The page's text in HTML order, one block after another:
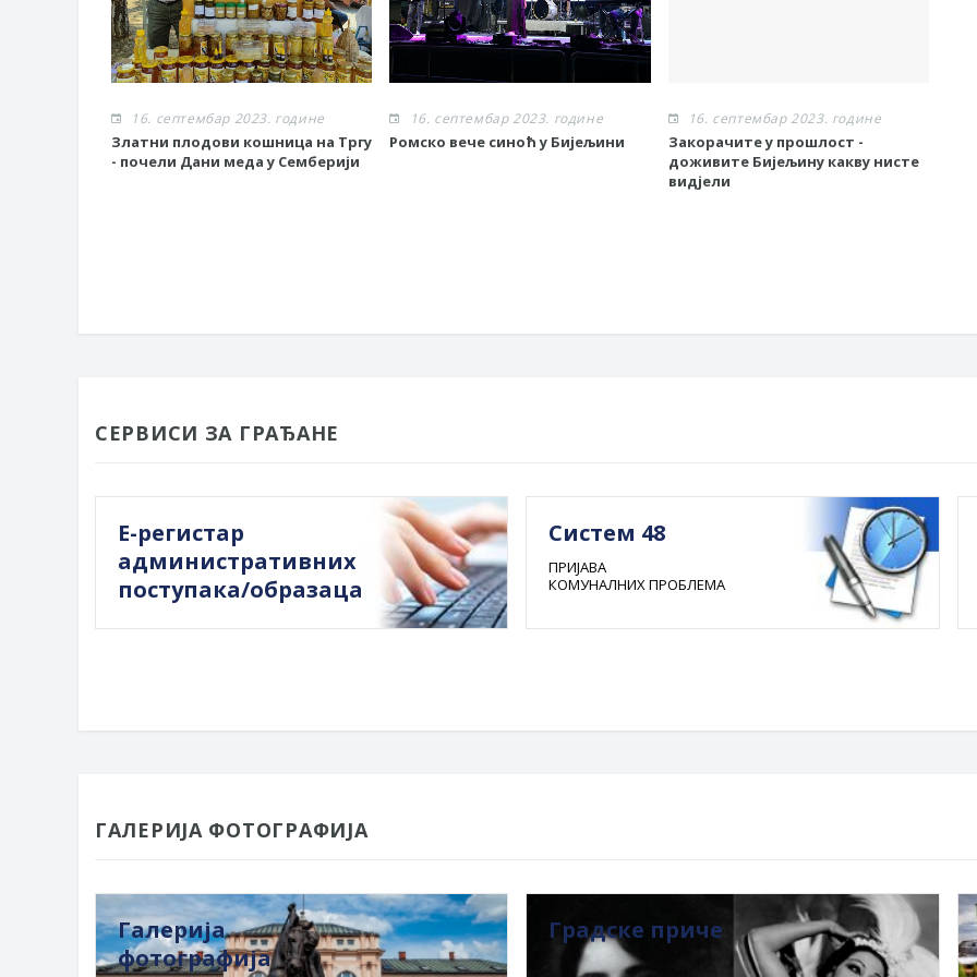
16. септембар 2023. године
Златни плодови кошница на Тргу
- почели Дани меда у Семберији
16. септембар 2023. године
Ромско вече синоћ у Бијељини
16. септембар 2023. године
Закорачите у прошлост -
доживите Бијељину какву нисте
видјели
СЕРВИСИ ЗА ГРАЂАНЕ
Е-регистар
административних
поступака/образаца
Систем 48
ПРИЈАВА
КОМУНАЛНИХ ПРОБЛЕМА
ГАЛЕРИЈА ФОТОГРАФИЈА
Галерија
фотографија
Градске приче